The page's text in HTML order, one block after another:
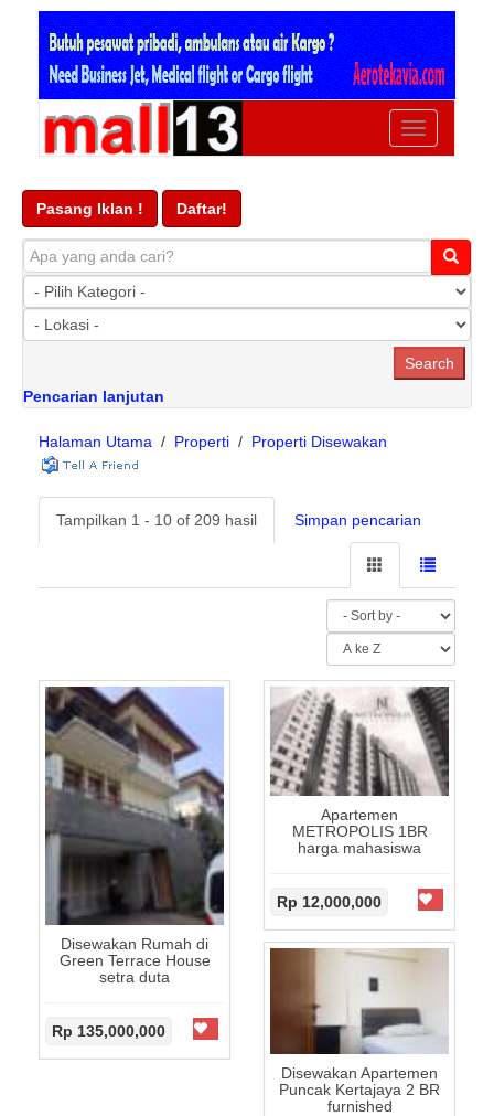
Ubah
navigasi
Pasang Iklan ! Daftar!
Pencarian lanjutan
Halaman Utama / Properti / Properti Disewakan
Tampilkan 1 - 10 of 209 hasil Simpan pencarian
Disewakan Rumah di
Green Terrace House
setra duta
Rp 135,000,000
Apartemen
METROPOLIS 1BR
harga mahasiswa
Rp 12,000,000
Disewakan Apartemen
Puncak Kertajaya 2 BR
furnished